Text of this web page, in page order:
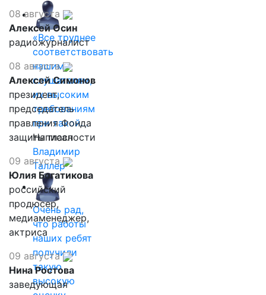
«Все труднее
соответствовать
нашим
слушателям,
их высоким
требованиям
при такой…
Написал
Владимир
Таллер
Очень рад,
что работы
наших ребят
получили
такую
высокую
08 августа
Алексей Осин
радиожурналист
08 августа
Алексей Симонов
президент,
председатель
правления Фонда
защиты гласности
09 августа
Юлия Богатикова
российский
продюсер,
медиаменеджер,
актриса
09 августа
Нина Ростова
заведующая